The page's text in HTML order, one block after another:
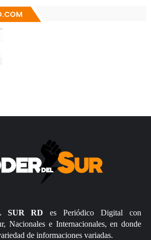
SUR RD es Periódico Digital con
Nacionales e Internacionales, en donde
de informaciones variadas.